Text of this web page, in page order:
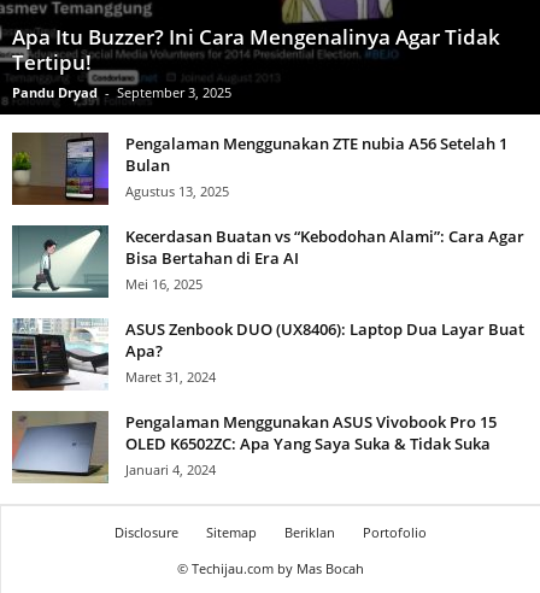
Apa Itu Buzzer? Ini Cara Mengenalinya Agar Tidak
Tertipu!
Pandu Dryad - September 3, 2025
Pengalaman Menggunakan ZTE nubia A56 Setelah 1
Bulan
Agustus 13, 2025
Kecerdasan Buatan vs “Kebodohan Alami”: Cara Agar
Bisa Bertahan di Era AI
Mei 16, 2025
ASUS Zenbook DUO (UX8406): Laptop Dua Layar Buat
Apa?
Maret 31, 2024
Pengalaman Menggunakan ASUS Vivobook Pro 15
OLED K6502ZC: Apa Yang Saya Suka & Tidak Suka
Januari 4, 2024
Disclosure Sitemap Beriklan
Portofolio
© Techijau.com by Mas Bocah